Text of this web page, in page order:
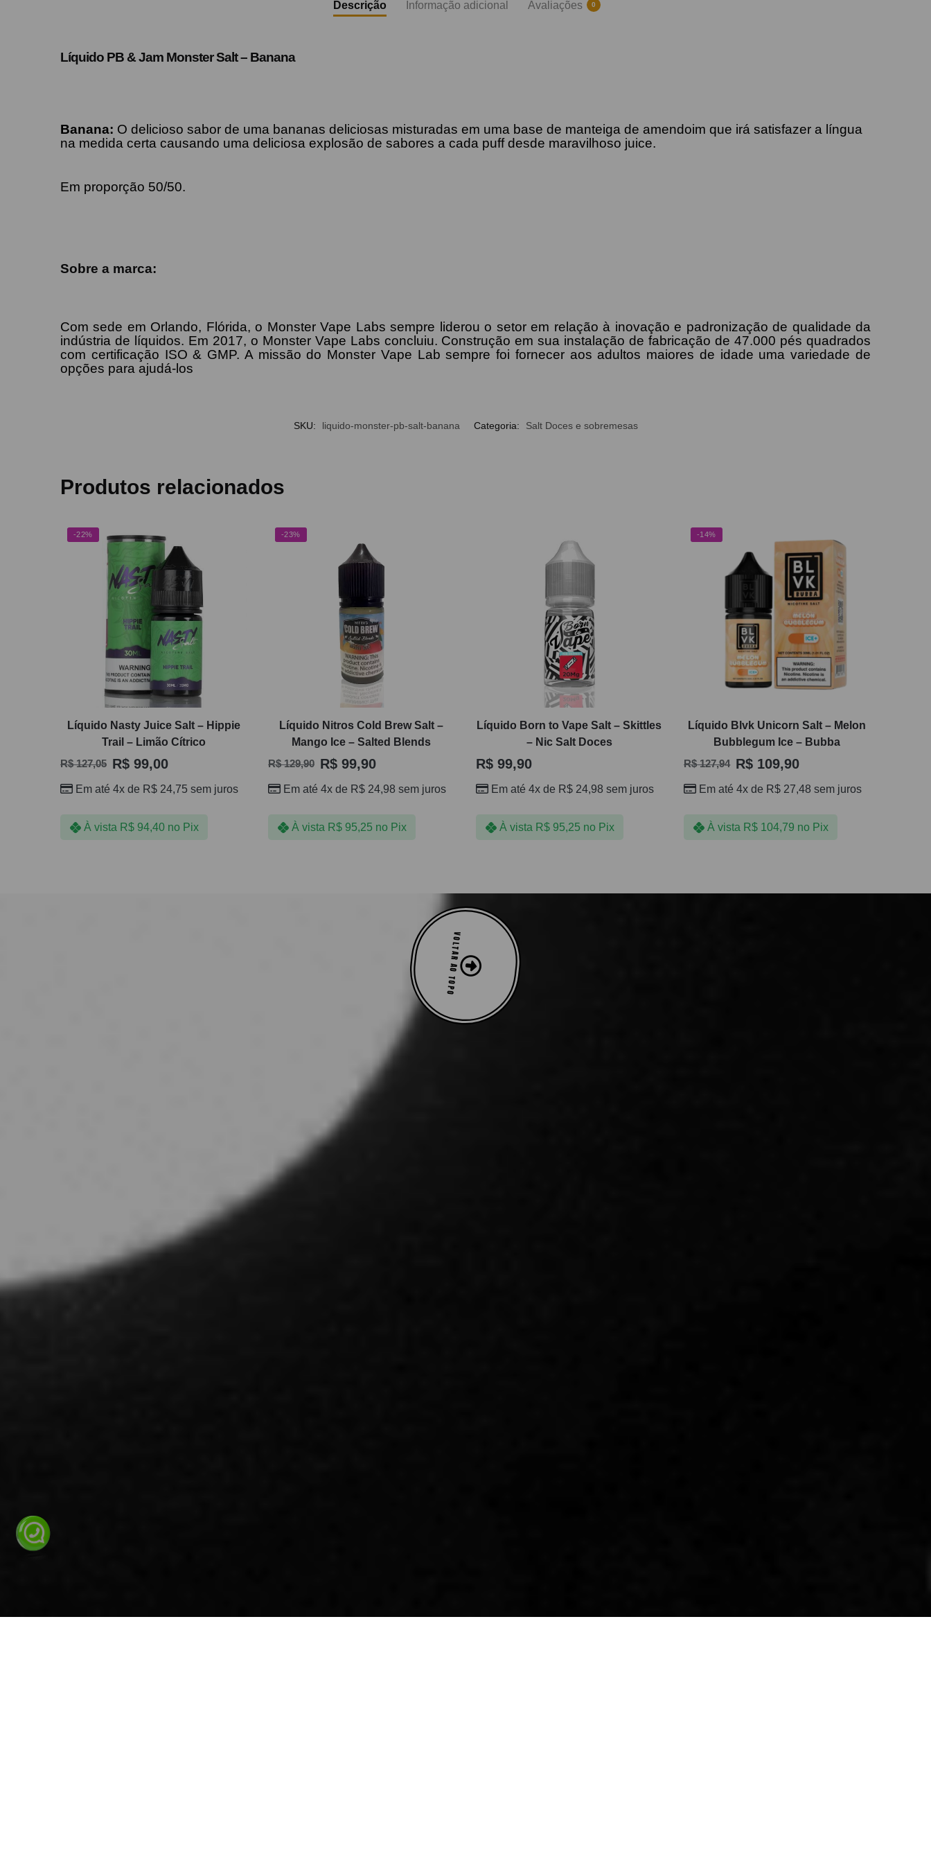
Descrição Informação adicional Avaliações 0
Líquido PB & Jam Monster Salt – Banana
Banana: O delicioso sabor de uma bananas deliciosas misturadas em uma base de manteiga de amendoim que irá satisfazer a língua
na medida certa causando uma deliciosa explosão de sabores a cada puff desde maravilhoso juice.
Em proporção 50/50.
Sobre a marca:
Com sede em Orlando, Flórida, o Monster Vape Labs sempre liderou o setor em relação à inovação e padronização de qualidade da
indústria de líquidos. Em 2017, o Monster Vape Labs concluiu. Construção em sua instalação de fabricação de 47.000 pés quadrados
com certificação ISO & GMP. A missão do Monster Vape Lab sempre foi fornecer aos adultos maiores de idade uma variedade de
opções para ajudá-los
SKU: liquido-monster-pb-salt-banana Categoria: Salt Doces e sobremesas
Produtos relacionados
-22%
Líquido Nasty Juice Salt – Hippie
Trail – Limão Cítrico
R$127,05 R$ 99,00
Em até 4x de R$ 24,75 sem juros
À vista R$94,40 no Pix
-23%
Líquido Nitros Cold Brew Salt –
Mango Ice – Salted Blends
R$129,90 R$ 99,90
Em até 4x de R$ 24,98 sem juros
À vista R$95,25 no Pix
Líquido Born to Vape Salt – Skittles
– Nic Salt Doces
R$99,90
Em até 4x de R$24,98 sem juros
À vista R$95,25 no Pix
-14%
Líquido Blvk Unicorn Salt – Melon
Bubblegum Ice – Bubba
R$127,94 R$109,90
Em até 4x de R$27,48 sem juros
À vista R$104,79 no Pix
VOLTAR AO TOPO